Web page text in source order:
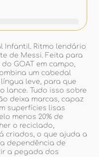
Infantil. Ritmo lendário
de Messi. Feita para
GOAT em campo,
um cabedal
leve, para que
lance. Tudo isso sobre
deixa marcas, capaz
superfícies lisas
menos 20% de
o reciclado,
criados, o que ajuda a
dependência de
a pegada dos